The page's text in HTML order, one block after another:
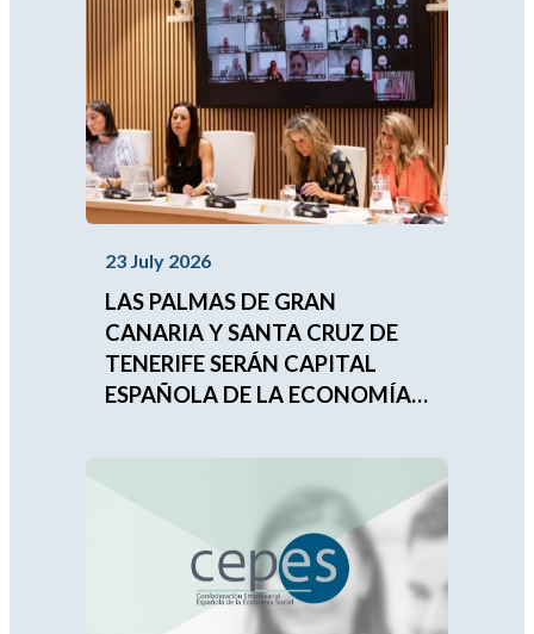
MUTUALIDADES
23 July 2026
LAS PALMAS DE GRAN
CANARIA Y SANTA CRUZ DE
TENERIFE SERÁN CAPITAL
ESPAÑOLA DE LA ECONOMÍA